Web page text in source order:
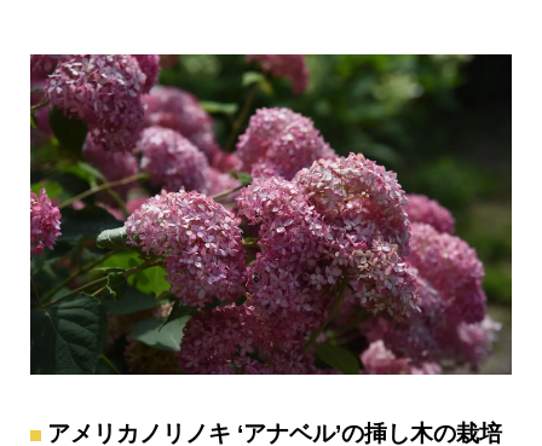
アメリカノリノキ ‘アナベル’の挿し木の栽培